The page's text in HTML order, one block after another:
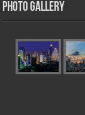
Photo Gallery